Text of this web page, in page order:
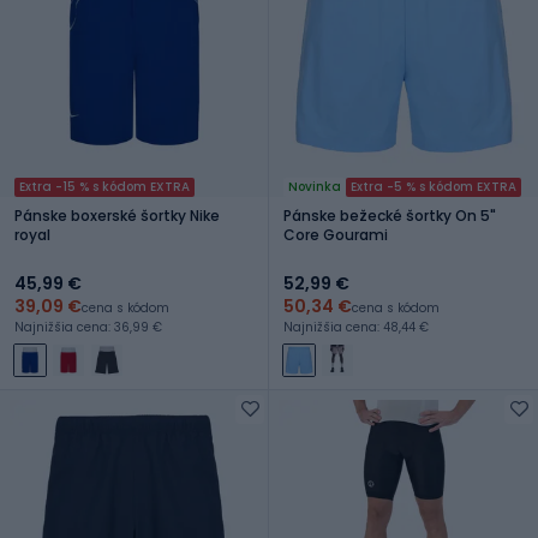
Extra -15 % s kódom EXTRA
Pánske boxerské šortky Nike
royal
45,99 €
39,09 €cena s kódom
Najnižšia cena: 36,99 €
Novinka Extra -5 % s kódom EXTRA
Pánske bežecké šortky On 5"
Core Gourami
52,99 €
50,34 €cena s kódom
Najnižšia cena: 48,44 €